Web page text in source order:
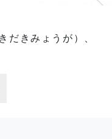
だきみょうが）、